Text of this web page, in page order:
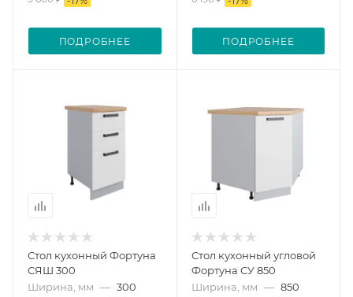
ПОДРОБНЕЕ ПОДРОБНЕЕ
Стол кухонный Фортуна
СЯШ 300
Ширина, мм — 300
Стол кухонный угловой
Фортуна СУ 850
Ширина, мм — 850